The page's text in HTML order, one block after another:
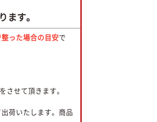
ます。
った場合の目安で
させて頂きます。
荷いたします。商品